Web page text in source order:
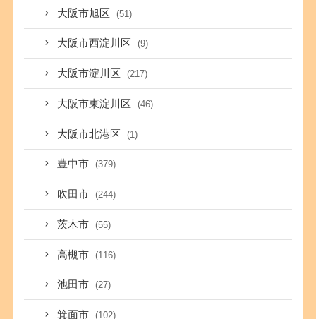
大阪市旭区 (51)
大阪市西淀川区 (9)
大阪市淀川区 (217)
大阪市東淀川区 (46)
大阪市北港区 (1)
豊中市 (379)
吹田市 (244)
茨木市 (55)
高槻市 (116)
池田市 (27)
箕面市 (102)